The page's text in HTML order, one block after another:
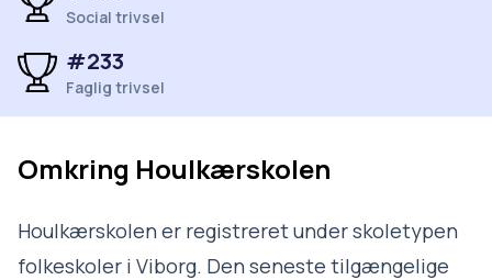
Social trivsel
#233
Faglig trivsel
Omkring Houlkærskolen
Houlkærskolen er registreret under skoletypen
folkeskoler i Viborg. Den seneste tilgængelige